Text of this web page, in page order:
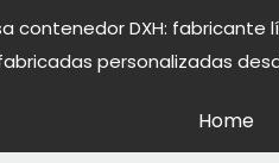
contenedor DXH: fabricante
personalizadas
Home